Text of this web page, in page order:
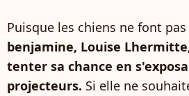
Puisque les chiens ne font
benjamine, Louise
tenter sa chance en
projecteurs. Si elle ne